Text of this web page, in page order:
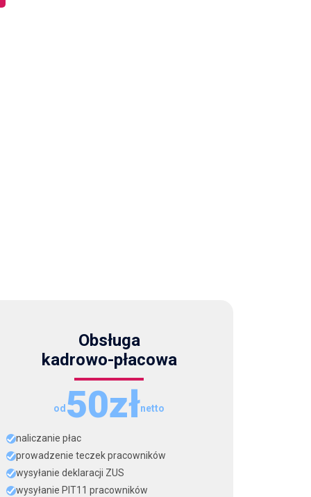
Obsługa
kadrowo-płacowa
od 50złnetto
naliczanie płac
prowadzenie teczek pracowników
wysyłanie deklaracji ZUS
wysyłanie PIT11 pracowników